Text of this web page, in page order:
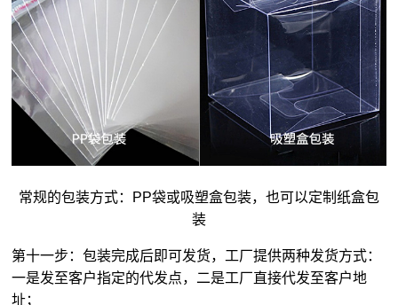
常规的包装方式：PP袋或吸塑盒包装，也可以定制纸盒包
装
第十一步：包装完成后即可发货，工厂提供两种发货方式：
一是发至客户指定的代发点，二是工厂直接代发至客户地
址；